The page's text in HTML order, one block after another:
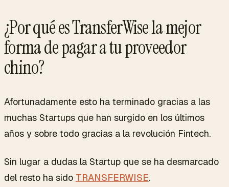
¿Por qué es TransferWise la mejor
forma de pagar a tu proveedor
chino?
Afortunadamente esto ha terminado gracias a las
muchas Startups que han surgido en los últimos
años y sobre todo gracias a la revolución Fintech.
Sin lugar a dudas la Startup que se ha desmarcado
del resto ha sido TRANSFERWISE.